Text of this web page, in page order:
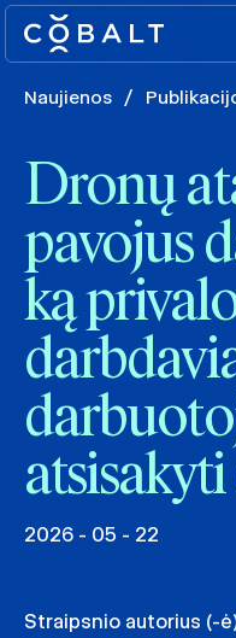
Naujienos /
Dronų
pavojus
ką
2026 - 05 - 22
Straipsnio autorius (-